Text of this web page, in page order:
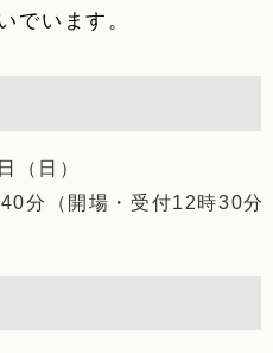
でいます。
（日）
分（開場・受付12時30分